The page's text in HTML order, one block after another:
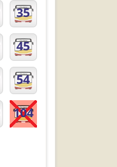
35
45
54
104